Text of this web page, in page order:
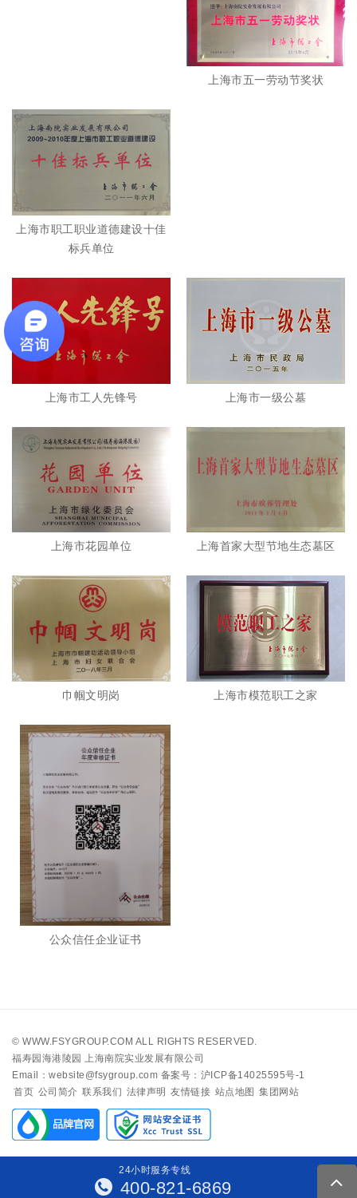
上海市五一劳动节奖状
上海市职工职业道德建设十佳
标兵单位
上海市工人先锋号 上海市一级公墓
上海市花园单位 上海首家大型节地生态墓区
巾帼文明岗 上海市模范职工之家
公众信任企业证书
© WWW.FSYGROUP.COM ALL RIGHTS RESERVED.
福寿园海港陵园 上海南院实业发展有限公司
Email：website@fsygroup.com 备案号：沪ICP备14025595号-1
首页 公司简介 联系我们 法律声明 友情链接 站点地图 集团网站
24小时服务专线
400-821-6869